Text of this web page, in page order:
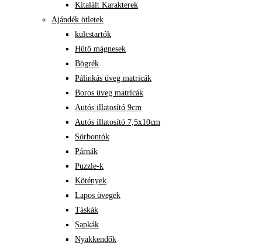
Kitalált Karakterek
Ajándék ötletek
kulcstartók
Hűtő mágnesek
Bögrék
Pálinkás üveg matricák
Boros üveg matricák
Autós illatosító 9cm
Autós illatosító 7,5x10cm
Sörbontók
Párnák
Puzzle-k
Kötények
Lapos üvegek
Táskák
Sapkák
Nyakkendők